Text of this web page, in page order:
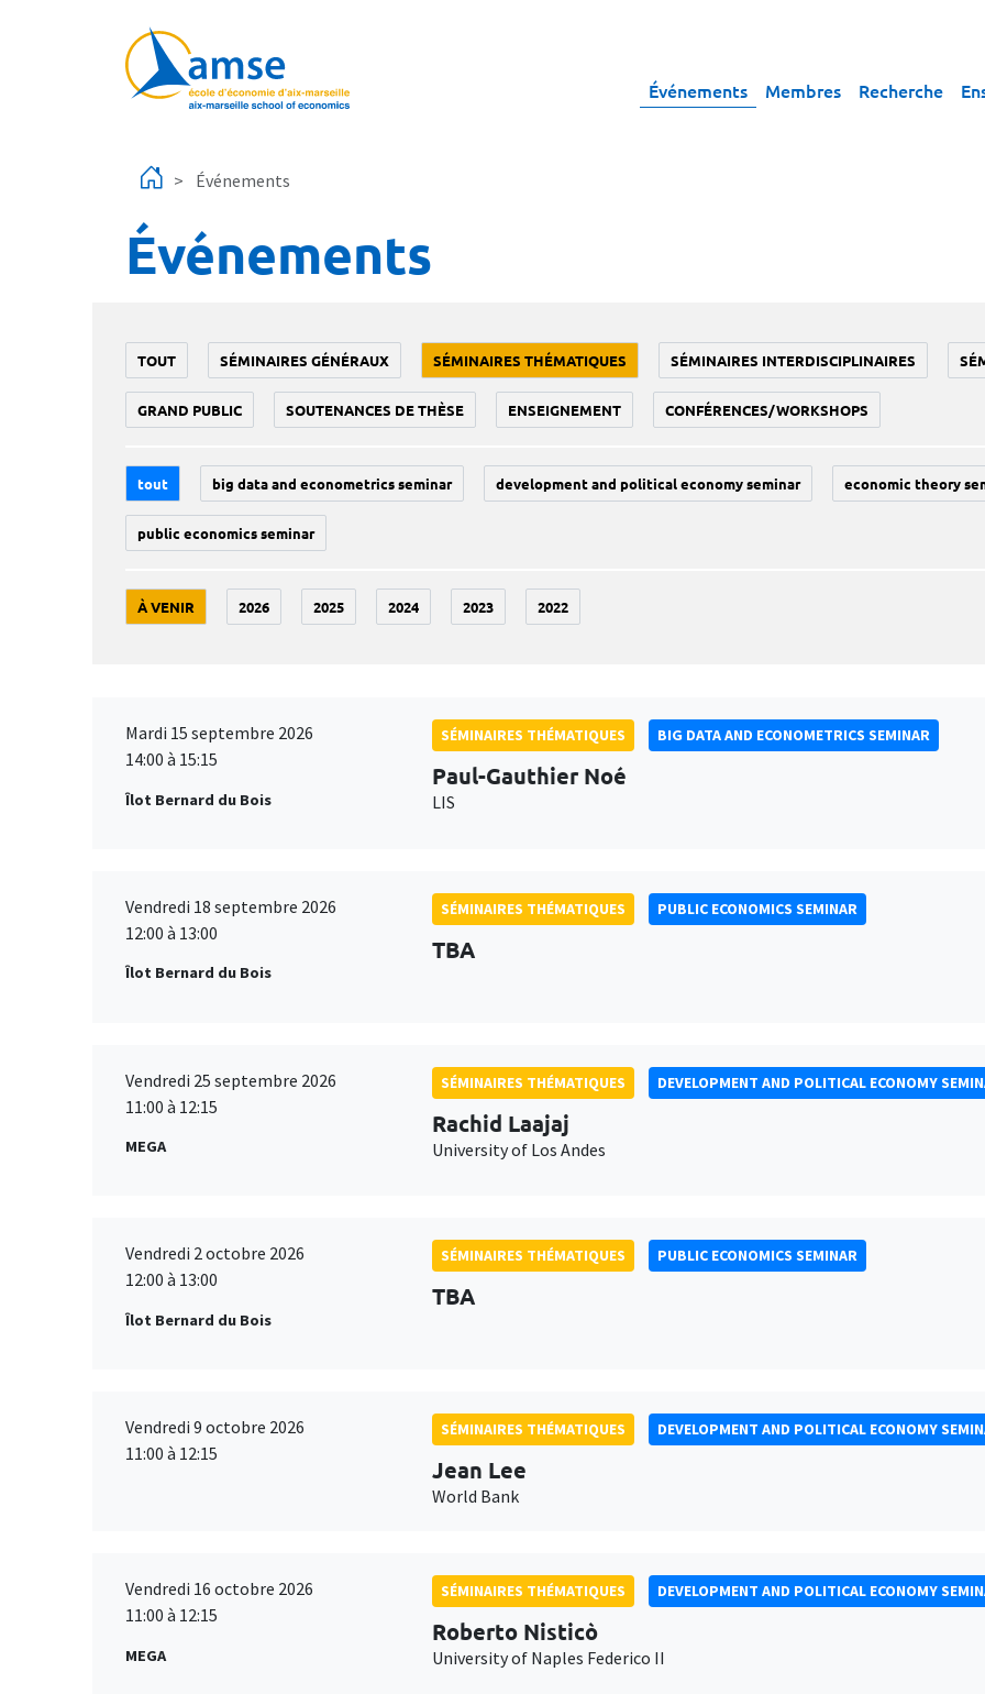
Événements Membres Recherche
Événements
Événements
TOUT SÉMINAIRES GÉNÉRAUX SÉMINAIRES THÉMATIQUES SÉMINAIRES INTERDISCIPLINAIRES
GRAND PUBLIC SOUTENANCES DE THÈSE ENSEIGNEMENT CONFÉRENCES/WORKSHOPS
tout big data and econometrics seminar development and political economy seminar economic theory
public economics seminar
À VENIR 2026 2025 2024 2023 2022
Mardi 15 septembre 2026
14:00 à 15:15
Îlot Bernard du Bois
SÉMINAIRES THÉMATIQUES BIG DATA AND ECONOMETRICS SEMINAR
Paul-Gauthier Noé
LIS
Vendredi 18 septembre 2026
12:00 à 13:00
Îlot Bernard du Bois
SÉMINAIRES THÉMATIQUES PUBLIC ECONOMICS SEMINAR
TBA
Vendredi 25 septembre 2026
11:00 à 12:15
MEGA
SÉMINAIRES THÉMATIQUES DEVELOPMENT AND POLITICAL ECONOMY
Rachid Laajaj
University of Los Andes
Vendredi 2 octobre 2026
12:00 à 13:00
Îlot Bernard du Bois
SÉMINAIRES THÉMATIQUES PUBLIC ECONOMICS SEMINAR
TBA
Vendredi 9 octobre 2026
11:00 à 12:15
SÉMINAIRES THÉMATIQUES DEVELOPMENT AND POLITICAL ECONOMY
Jean Lee
World Bank
Vendredi 16 octobre 2026
11:00 à 12:15
MEGA
SÉMINAIRES THÉMATIQUES DEVELOPMENT AND POLITICAL ECONOMY
Roberto Nisticò
University of Naples Federico II